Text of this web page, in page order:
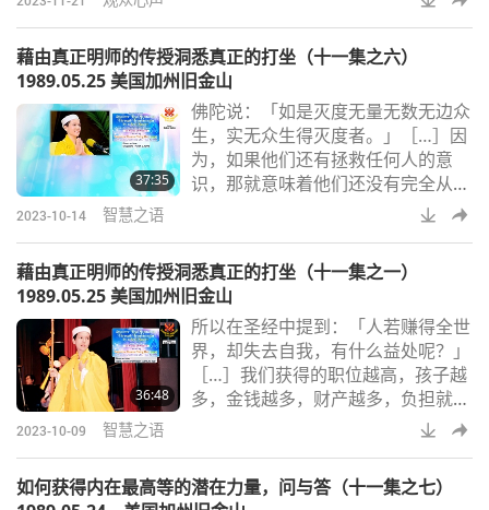
家人和在家人，约四十到五十万人来
去，我们在家人是提前进去的。
藉由真正明师的传授洞悉真正的打坐（十一集之六）
1989.05.25 美国加州旧金山
37:35
佛陀说：「如是灭度无量无数无边众
生，实无众生得灭度者。」［…］因
为，如果他们还有拯救任何人的意
识，那就意味着他们还没有完全从我
执、从以自我为中心的存在感中解脱
出来。［…］如果他们仍然有自我意
尽、无边无际的力量。因为自我意识
限制了一切，如果你是有限的，就无
法容纳无限，这就是它的逻辑。所
以，为了成为上帝的工作伙伴，弥赛
亚或明师的灵魂必须变得像那样无
限。所以，我们总是忙于外
2023-10-14 智慧之语
藉由真正明师的传授洞悉真正的打坐（十一集之一）
1989.05.25 美国加州旧金山
36:48
所以在圣经中提到：「人若赚得全世
界，却失去自我，有什么益处呢？」
［…］我们获得的职位越高，孩子越
多，金钱越多，财产越多，负担就越
重；然后我们在照顾这些物质事物的
过程中，就更加失去自我。［…］我
了解自己。［…］我们该了解自己什
2023-10-09 智慧之语
如何获得内在最高等的潜在力量，问与答（十一集之七）